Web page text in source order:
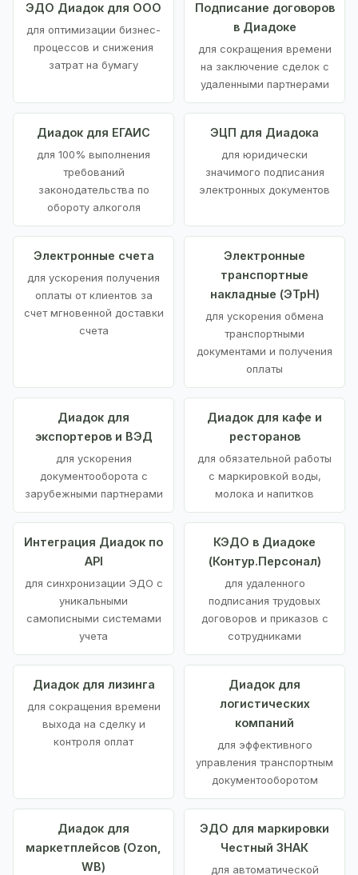
ЭДО Диадок для ООО
для оптимизации бизнес-
процессов и снижения
затрат на бумагу
Подписание договоров
в Диадоке
для сокращения времени
на заключение сделок с
удаленными партнерами
Диадок для ЕГАИС
для 100% выполнения
требований
законодательства по
обороту алкоголя
ЭЦП для Диадока
для юридически
значимого подписания
электронных документов
Электронные счета
для ускорения получения
оплаты от клиентов за
счет мгновенной доставки
счета
Электронные
транспортные
накладные (ЭТрН)
для ускорения обмена
транспортными
документами и получения
оплаты
Диадок для
экспортеров и ВЭД
для ускорения
документооборота с
зарубежными партнерами
Диадок для кафе и
ресторанов
для обязательной работы
с маркировкой воды,
молока и напитков
Интеграция Диадок по
API
для синхронизации ЭДО с
уникальными
самописными системами
учета
КЭДО в Диадоке
(Контур.Персонал)
для удаленного
подписания трудовых
договоров и приказов с
сотрудниками
Диадок для лизинга
для сокращения времени
выхода на сделку и
контроля оплат
Диадок для
логистических
компаний
для эффективного
управления транспортным
документооборотом
Диадок для
маркетплейсов (Ozon,
WB)
ЭДО для маркировки
Честный ЗНАК
для автоматической